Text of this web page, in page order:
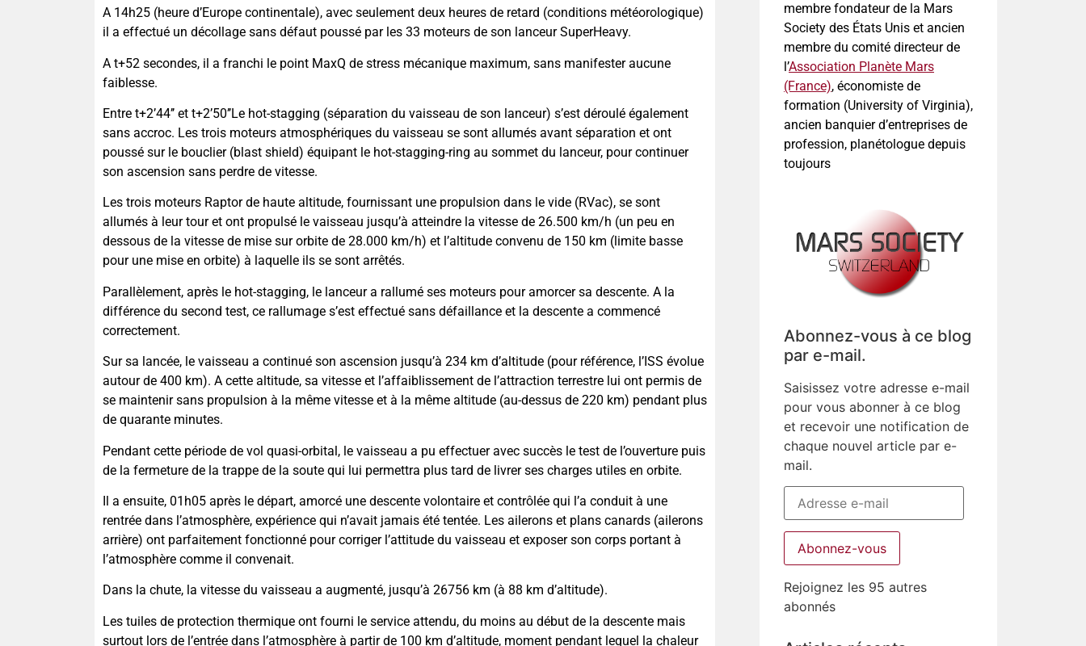
A 14h25 (heure d’Europe continentale), avec seulement deux heures de retard (conditions météorologique)
il a effectué un décollage sans défaut poussé par les 33 moteurs de son lanceur SuperHeavy.
A t+52 secondes, il a franchi le point MaxQ de stress mécanique maximum, sans manifester aucune
faiblesse.
Entre t+2’44’’ et t+2’50’’Le hot-stagging (séparation du vaisseau de son lanceur) s’est déroulé également
sans accroc. Les trois moteurs atmosphériques du vaisseau se sont allumés avant séparation et ont
poussé sur le bouclier (blast shield) équipant le hot-stagging-ring au sommet du lanceur, pour continuer
son ascension sans perdre de vitesse.
Les trois moteurs Raptor de haute altitude, fournissant une propulsion dans le vide (RVac), se sont
allumés à leur tour et ont propulsé le vaisseau jusqu’à atteindre la vitesse de 26.500 km/h (un peu en
dessous de la vitesse de mise sur orbite de 28.000 km/h) et l’altitude convenu de 150 km (limite basse
pour une mise en orbite) à laquelle ils se sont arrêtés.
Parallèlement, après le hot-stagging, le lanceur a rallumé ses moteurs pour amorcer sa descente. A la
différence du second test, ce rallumage s’est effectué sans défaillance et la descente a commencé
correctement.
Sur sa lancée, le vaisseau a continué son ascension jusqu’à 234 km d’altitude (pour référence, l’ISS évolue
autour de 400 km). A cette altitude, sa vitesse et l’affaiblissement de l’attraction terrestre lui ont permis de
se maintenir sans propulsion à la même vitesse et à la même altitude (au-dessus de 220 km) pendant plus
de quarante minutes.
Pendant cette période de vol quasi-orbital, le vaisseau a pu effectuer avec succès le test de l’ouverture puis
de la fermeture de la trappe de la soute qui lui permettra plus tard de livrer ses charges utiles en orbite.
Il a ensuite, 01h05 après le départ, amorcé une descente volontaire et contrôlée qui l’a conduit à une
rentrée dans l’atmosphère, expérience qui n’avait jamais été tentée. Les ailerons et plans canards (ailerons
arrière) ont parfaitement fonctionné pour corriger l’attitude du vaisseau et exposer son corps portant à
l’atmosphère comme il convenait.
Dans la chute, la vitesse du vaisseau a augmenté, jusqu’à 26756 km (à 88 km d’altitude).
Les tuiles de protection thermique ont fourni le service attendu, du moins au début de la descente mais
surtout lors de l’entrée dans l’atmosphère à partir de 100 km d’altitude, moment pendant lequel la chaleur
membre fondateur de la Mars
Society des États Unis et ancien
membre du comité directeur de
l’Association Planète Mars
(France), économiste de
formation (University of Virginia),
ancien banquier d’entreprises de
profession, planétologue depuis
toujours
Abonnez-vous à ce blog
par e-mail.
Saisissez votre adresse e-mail
pour vous abonner à ce blog
et recevoir une notification de
chaque nouvel article par e-
mail.
Abonnez-vous
Rejoignez les 95 autres
abonnés